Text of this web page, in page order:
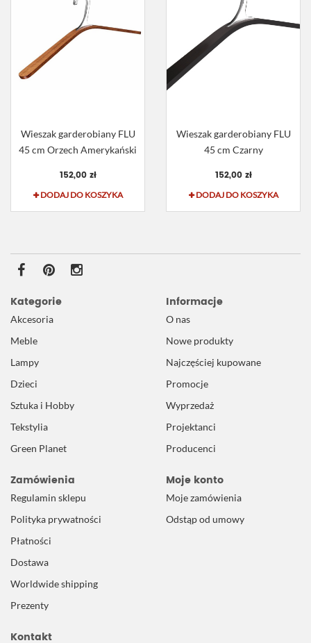
Wieszak garderobiany FLU
45 cm Orzech Amerykański
152,00 zł
DODAJ DO KOSZYKA
Wieszak garderobiany FLU
45 cm Czarny
152,00 zł
DODAJ DO KOSZYKA
Kategorie
Akcesoria
Meble
Lampy
Dzieci
Sztuka i Hobby
Tekstylia
Green Planet
Informacje
O nas
Nowe produkty
Najczęściej kupowane
Promocje
Wyprzedaż
Projektanci
Producenci
Zamówienia
Regulamin sklepu
Polityka prywatności
Płatności
Dostawa
Worldwide shipping
Prezenty
Moje konto
Moje zamówienia
Odstąp od umowy
Kontakt